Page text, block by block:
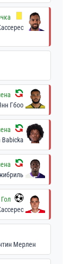
Гбоо
Babicka
Гол
Мерлен